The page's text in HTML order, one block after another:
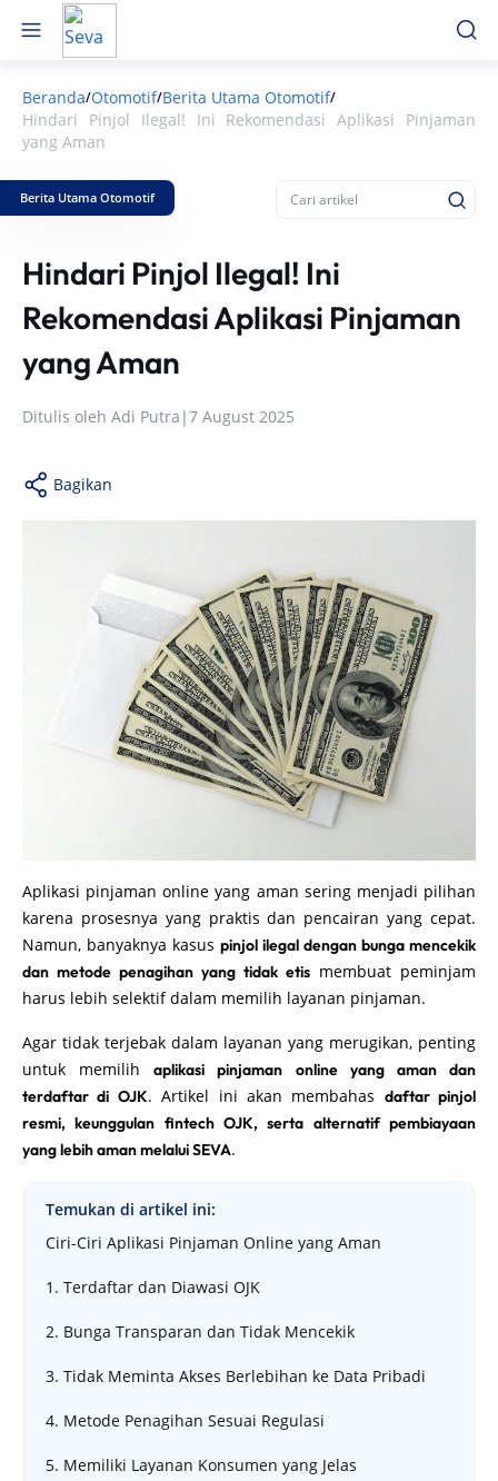
Beranda/Otomotif/Berita Utama Otomotif/
Hindari Pinjol Ilegal! Ini Rekomendasi Aplikasi Pinjaman
yang Aman
Berita Utama Otomotif
Hindari Pinjol Ilegal! Ini
Rekomendasi Aplikasi Pinjaman
yang Aman
Ditulis oleh Adi Putra |7 August 2025
Bagikan
Aplikasi pinjaman online yang aman sering menjadi pilihan
karena prosesnya yang praktis dan pencairan yang cepat.
Namun, banyaknya kasus pinjol ilegal dengan bunga mencekik
dan metode penagihan yang tidak etis membuat peminjam
harus lebih selektif dalam memilih layanan pinjaman.
Agar tidak terjebak dalam layanan yang merugikan, penting
untuk memilihaplikasi pinjaman online yang aman dan
terdaftar di OJK. Artikel ini akan membahas daftar pinjol
resmi, keunggulan fintech OJK, serta alternatif pembiayaan
yang lebih aman melalui SEVA.
Temukan di artikel ini:
Ciri-Ciri Aplikasi Pinjaman Online yang Aman
1. Terdaftar dan Diawasi OJK
2. Bunga Transparan dan Tidak Mencekik
3. Tidak Meminta Akses Berlebihan ke Data Pribadi
4. Metode Penagihan Sesuai Regulasi
5. Memiliki Layanan Konsumen yang Jelas